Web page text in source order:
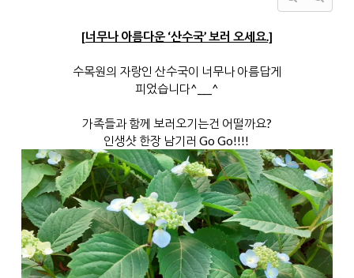
[너무나 아름다운 ‘산수국’ 보러 오세요.]
수목원의 자랑인 산수국이 너무나 아름답게
피었습니다^___^
가족들과 함께 보러오기는건 어떨까요?
인생샷 한장 남기러 Go Go!!!!